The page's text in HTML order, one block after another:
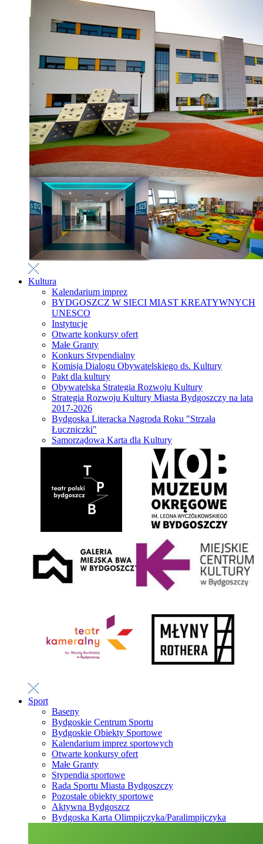
Kultura
Kalendarium imprez
BYDGOSZCZ W SIECI MIAST KREATYWNYCH
UNESCO
Instytucje
Otwarte konkursy ofert
Małe Granty
Konkurs Stypendialny
Komisja Dialogu Obywatelskiego ds. Kultury
Pakt dla kultury
Obywatelska Strategia Rozwoju Kultury
Strategia Rozwoju Kultury Miasta Bydgoszczy na lata
2017-2026
Bydgoska Literacka Nagroda Roku "Strzała
Łuczniczki"
Samorządowa Karta dla Kultury
Sport
Baseny
Bydgoskie Centrum Sportu
Bydgoskie Obiekty Sportowe
Kalendarium imprez sportowych
Otwarte konkursy ofert
Małe Granty
Stypendia sportowe
Rada Sportu Miasta Bydgoszczy
Pozostałe obiekty sportowe
Aktywna Bydgoszcz
Bydgoska Karta Olimpijczyka/Paralimpijczyka